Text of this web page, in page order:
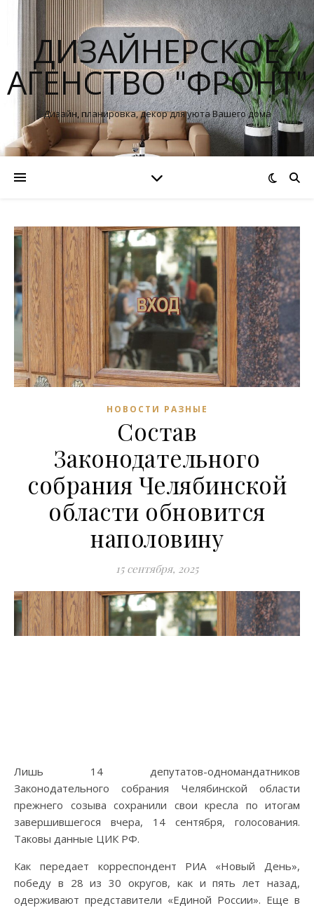
ДИЗАЙНЕРСКОЕ
АГЕНСТВО "ФРОНТ"
Дизайн, планировка, декор для уюта Вашего дома
НОВОСТИ РАЗНЫЕ
Состав
Законодательного
собрания Челябинской
области обновится
наполовину
15 сентября, 2025
Лишь 14 депутатов-одномандатников
Законодательного собрания Челябинской области
прежнего созыва сохранили свои кресла по итогам
завершившегося вчера, 14 сентября, голосования.
Таковы данные ЦИК РФ.
Как передает корреспондент РИА «Новый День»,
победу в 28 из 30 округов, как и пять лет назад,
одерживают представители «Единой России». Еще в